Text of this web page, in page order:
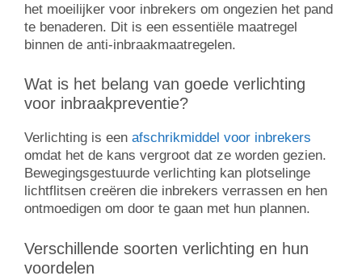
het moeilijker voor inbrekers om ongezien het pand
te benaderen. Dit is een essentiële maatregel
binnen de anti-inbraakmaatregelen.
Wat is het belang van goede verlichting
voor inbraakpreventie?
Verlichting is een afschrikmiddel voor inbrekers
omdat het de kans vergroot dat ze worden gezien.
Bewegingsgestuurde verlichting kan plotselinge
lichtflitsen creëren die inbrekers verrassen en hen
ontmoedigen om door te gaan met hun plannen.
Verschillende soorten verlichting en hun
voordelen